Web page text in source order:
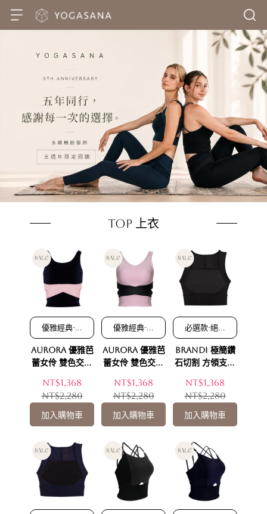
TOP 上衣
優雅經典-雙
交叉優雅結
構 大U芭蕾
美背 精緻質
Aurora 優雅芭
蕾女伶 雙色交叉
不夜紐約(黑粉款)
NT$1,368
NT$2,280
加入購物車
優雅經典-雙
交叉優雅結
構 大U芭蕾
美背 精緻質
Aurora 優雅芭
蕾女伶 雙色交叉
晨曦巴黎(粉黑款)
NT$1,368
NT$2,280
加入購物車
必選款-絕佳
完美胸型 鑽
石露背搭配
下支撐加寬
美背體驗
Brandi 極簡鑽
石切割 方領支撐
夜紐約(黑灰款)
NT$1,368
NT$2,280
加入購物車